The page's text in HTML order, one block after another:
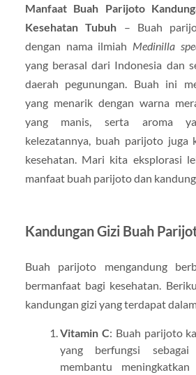
Manfaat Buah Parijoto
Kesehatan Tubuh – Buah
dengan nama ilmiah Medinilla
yang berasal dari Indonesia dan
daerah pegunungan. Buah ini
yang menarik dengan warna
yang manis, serta aroma
kelezatannya, buah parijoto juga
kesehatan. Mari kita eksplorasi
manfaat buah parijoto dan
Kandungan Gizi Buah
Buah parijoto mengandung
bermanfaat bagi kesehatan.
kandungan gizi yang terdapat
Vitamin C: Buah parijoto
yang berfungsi
membantu